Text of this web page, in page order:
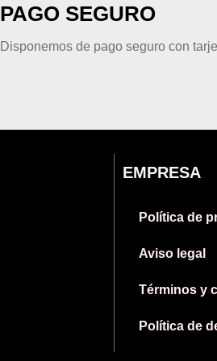
PAGO SEGURO
Disponemos de pago seguro con
EMPRESA
Política de
Aviso legal
Términos y
Política de